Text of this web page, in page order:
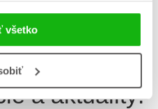
všetko
a aktuality: